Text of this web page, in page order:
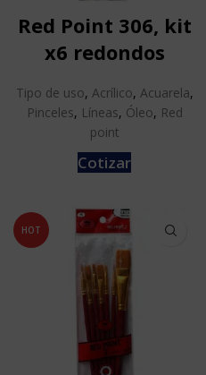
Red Point 306, kit
x6 redondos
Tipo de uso, Acrílico, Acuarela,
Pinceles, Líneas, Óleo, Red
point
Cotizar
HOT